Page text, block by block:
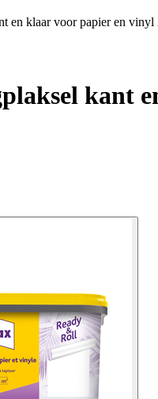
en klaar voor papier en vinyl
kant